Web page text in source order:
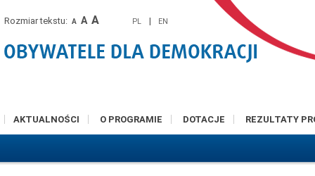
Rozmiar tekstu: A A A PL | EN
AKTUALNOŚCI O PROGRAMIE DOTACJE REZULTATY